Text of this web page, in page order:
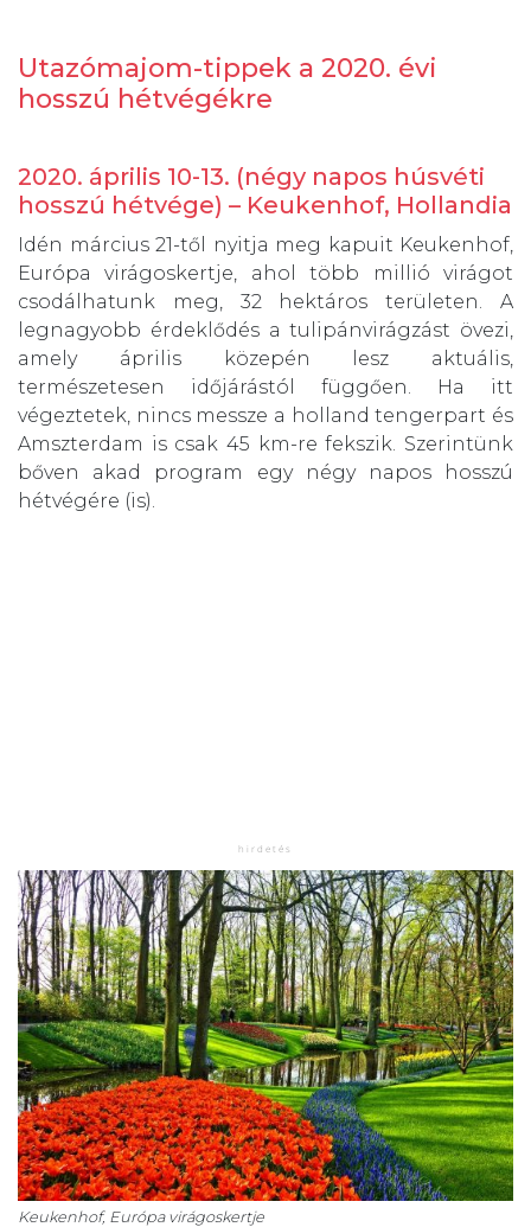
Utazómajom-tippek a 2020. évi
hosszú hétvégékre
2020. április 10-13. (négy napos húsvéti
hosszú hétvége) – Keukenhof, Hollandia
Idén március 21-től nyitja meg kapuit Keukenhof,
Európa virágoskertje, ahol több millió virágot
csodálhatunk meg, 32 hektáros területen. A
legnagyobb érdeklődés a tulipánvirágzást övezi,
amely április közepén lesz aktuális,
természetesen időjárástól függően. Ha itt
végeztetek, nincs messze a holland tengerpart és
Amszterdam is csak 45 km-re fekszik. Szerintünk
bőven akad program egy négy napos hosszú
hétvégére (is).
Keukenhof, Európa virágoskertje